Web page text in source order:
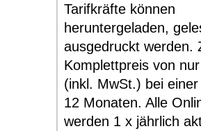
Tarifkräfte können
heruntergeladen,
ausgedruckt werden.
Komplettpreis von
(inkl. MwSt.) bei
12 Monaten. Alle
werden 1 x jährlich